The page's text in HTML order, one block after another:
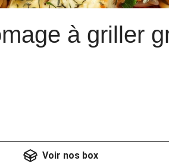
à griller
Voir nos box